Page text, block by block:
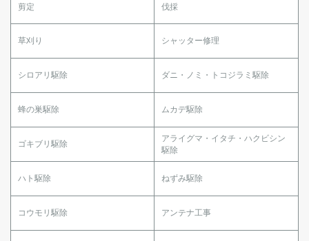
剪定 伐採
草刈り シャッター修理
シロアリ駆除 ダニ・ノミ・トコジラミ駆除
蜂の巣駆除 ムカデ駆除
ゴキブリ駆除
アライグマ・イタチ・ハクビシン
駆除
ハト駆除 ねずみ駆除
コウモリ駆除 アンテナ工事